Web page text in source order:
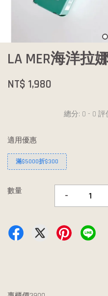
LA MER海洋拉
NT$ 1,980
總分: 0 - 0 評
適用優惠
滿$5000折$300
數量 -